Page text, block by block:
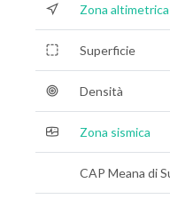
Zona altimetrica
Superficie
Densità
Zona sismica
CAP Meana di